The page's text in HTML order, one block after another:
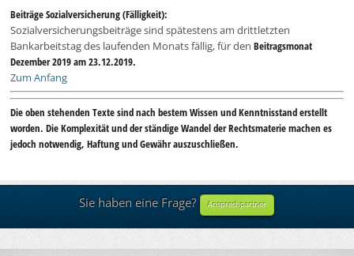
Beiträge Sozialversicherung (Fälligkeit):
Sozialversicherungsbeiträge sind spätestens am drittletzten
Bankarbeitstag des laufenden Monats fällig, für denBeitragsmonat
Dezember 2019 am 23.12.2019.
Zum Anfang
Die oben stehenden Texte sind nach bestem Wissen und Kenntnisstand erstellt
worden. Die Komplexität und der ständige Wandel der Rechtsmaterie machen es
jedoch notwendig, Haftung und Gewähr auszuschließen.
Sie haben eine Frage? Ansprechpartner